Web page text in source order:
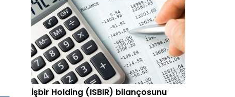
İşbir Holding (ISBIR) bilançosunu